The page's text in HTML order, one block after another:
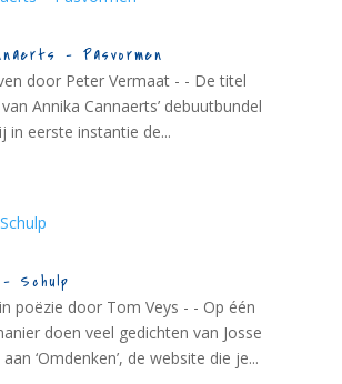
– Pasvormen
door Peter Vermaat - - De titel
Annika Cannaerts’ debuutbundel
in eerste instantie de...
Schulp
poëzie door Tom Veys - - Op één
doen veel gedichten van Josse
‘Omdenken’, de website die je...